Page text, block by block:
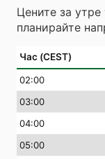
Цените за
планирайте
Час (CEST)
02:00
03:00
04:00
05:00